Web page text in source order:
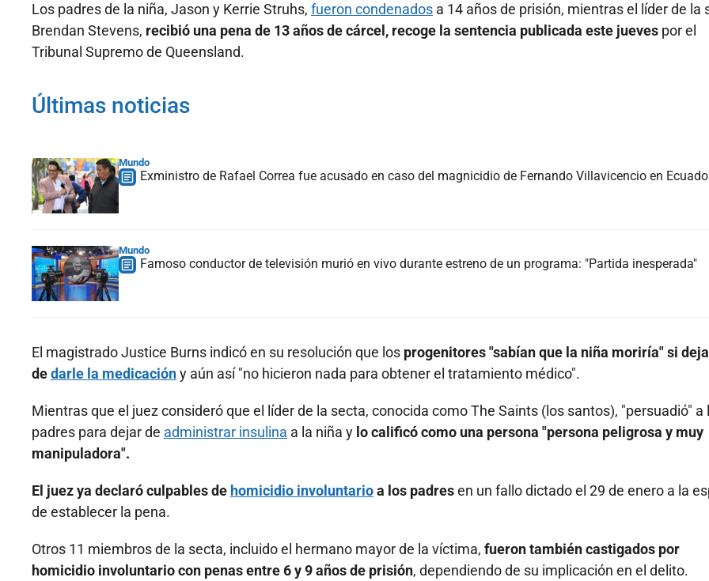
Los padres de la niña, Jason y Kerrie Struhs, fueron condenados a 14 años de prisión, mientras el líder de la
Brendan Stevens, recibió una pena de 13 años de cárcel, recoge la sentencia publicada este jueves por el
Tribunal Supremo de Queensland.
Últimas noticias
Mundo
Exministro de Rafael Correa fue acusado en caso del magnicidio de Fernando Villavicencio en
Mundo
Famoso conductor de televisión murió en vivo durante estreno de un programa: "Partida inesperada"
El magistrado Justice Burns indicó en su resolución que los progenitores "sabían que la niña moriría" si
dedarle la medicacióny aún así "no hicieron nada para obtener el tratamiento médico".
Mientras que el juez consideró que el líder de la secta, conocida como The Saints (los santos), "persuadió" a
padres para dejar de administrar insulina a la niña y lo calificó como una persona "persona peligrosa y muy
manipuladora".
El juez ya declaró culpables de homicidio involuntarioa los padresen un fallo dictado el 29 de enero a la
de establecer la pena.
Otros 11 miembros de la secta, incluido el hermano mayor de la víctima, fueron también castigados por
homicidio involuntario con penas entre 6 y 9 años de prisión, dependiendo de su implicación en el delito.